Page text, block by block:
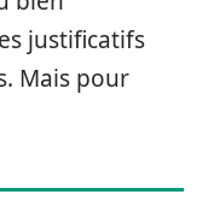
justificatifs
Mais pour